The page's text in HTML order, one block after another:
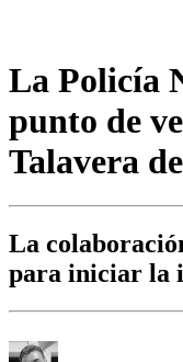
La Policía
punto de
Talavera
La
para iniciar la